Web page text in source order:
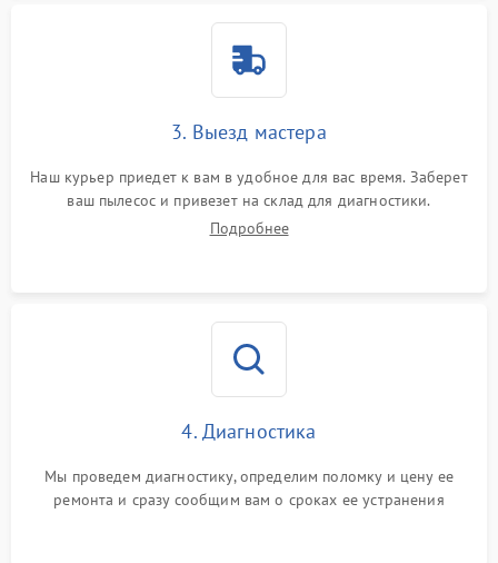
3. Выезд мастера
Наш курьер приедет к вам в удобное для вас время. Заберет
ваш пылесос и привезет на склад для диагностики.
Подробнее
4. Диагностика
Мы проведем диагностику, определим поломку и цену ее
ремонта и сразу сообщим вам о сроках ее устранения